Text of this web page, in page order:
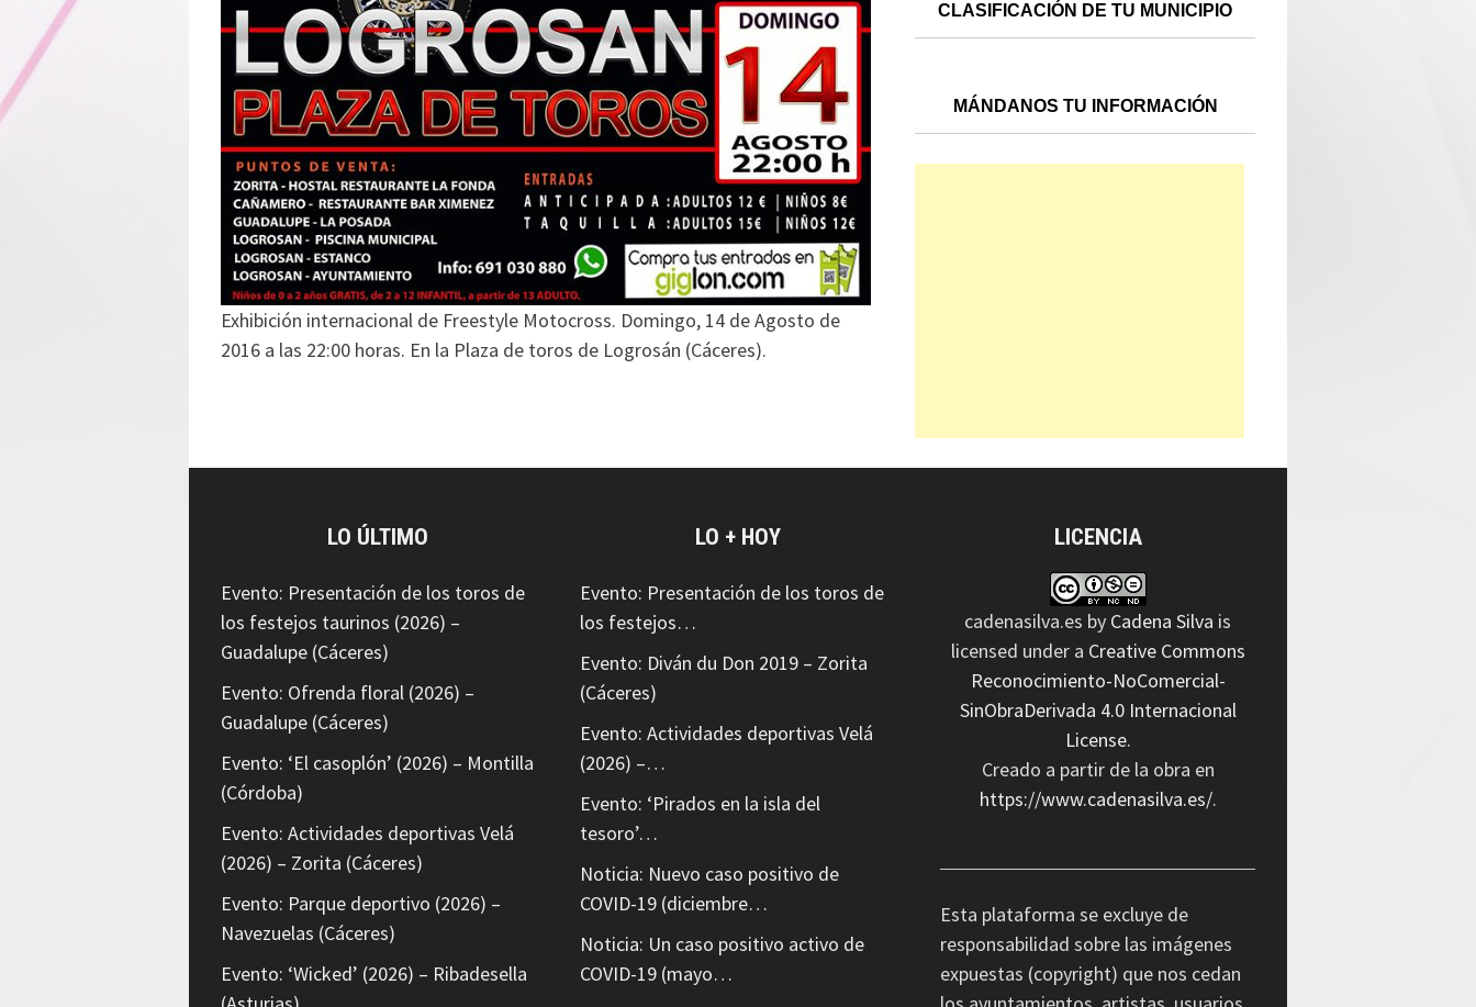
Exhibición internacional de Freestyle Motocross. Domingo, 14 de Agosto de
2016 a las 22:00 horas. En la Plaza de toros de Logrosán (Cáceres).
CLASIFICACIÓN DE TU MUNICIPIO
MÁNDANOS TU INFORMACIÓN
LO ÚLTIMO
Evento: Presentación de los toros de
los festejos taurinos (2026) –
Guadalupe (Cáceres)
Evento: Ofrenda floral (2026) –
Guadalupe (Cáceres)
Evento: ‘El casoplón’ (2026) – Montilla
(Córdoba)
Evento: Actividades deportivas Velá
(2026) – Zorita (Cáceres)
Evento: Parque deportivo (2026) –
Navezuelas (Cáceres)
Evento: ‘Wicked’ (2026) – Ribadesella
LO + HOY
Evento: Presentación de los toros de
los festejos…
Evento: Diván du Don 2019 – Zorita
(Cáceres)
Evento: Actividades deportivas Velá
(2026) –…
Evento: ‘Pirados en la isla del
tesoro’…
Noticia: Nuevo caso positivo de
COVID-19 (diciembre…
Noticia: Un caso positivo activo de
COVID-19 (mayo…
LICENCIA
cadenasilva.es by Cadena Silva is
licensed under a Creative Commons
Reconocimiento-NoComercial-
SinObraDerivada 4.0 Internacional
License.
Creado a partir de la obra en
https://www.cadenasilva.es/.
Esta plataforma se excluye de
responsabilidad sobre las imágenes
expuestas (copyright) que nos cedan